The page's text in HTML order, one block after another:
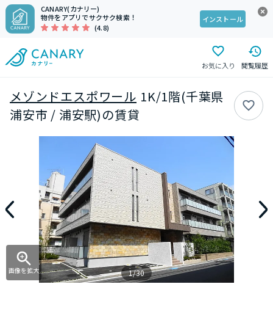
CANARY(カナリー)
物件をアプリでサクサク検索！
(4.8)
インストール
お気に入り 閲覧履歴
メゾンドエスポワール 1K/1階(千葉県
浦安市 / 浦安駅)の賃貸
画像を拡大 1/30